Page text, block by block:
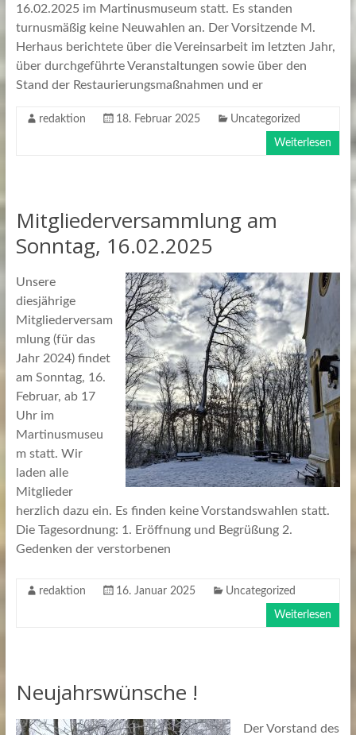
16.02.2025 im Martinusmuseum statt. Es standen
turnusmäßig keine Neuwahlen an. Der Vorsitzende M.
Herhaus berichtete über die Vereinsarbeit im letzten Jahr,
über durchgeführte Veranstaltungen sowie über den
Stand der Restaurierungsmaßnahmen und er
redaktion 18. Februar 2025 Uncategorized
Weiterlesen
Mitgliederversammlung am
Sonntag, 16.02.2025
Unsere
diesjährige
Mitgliederversam
mlung (für das
Jahr 2024) findet
am Sonntag, 16.
Februar, ab 17
Uhr im
Martinusmuseu
m statt. Wir
laden alle
Mitglieder
herzlich dazu ein. Es finden keine Vorstandswahlen statt.
Die Tagesordnung: 1. Eröffnung und Begrüßung 2.
Gedenken der verstorbenen
redaktion 16. Januar 2025 Uncategorized
Weiterlesen
Neujahrswünsche !
Der Vorstand des